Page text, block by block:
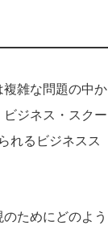
雑な問題の中か
ジネス・スクー
れるビジネスス
ためにどのよう